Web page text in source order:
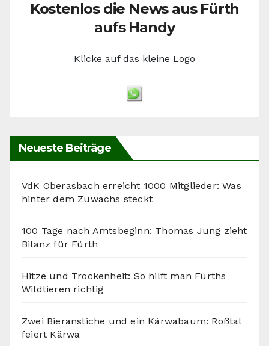
Kostenlos die News aus Fürth
aufs Handy
Klicke auf das kleine Logo
Neueste Beiträge
VdK Oberasbach erreicht 1000 Mitglieder: Was
hinter dem Zuwachs steckt
100 Tage nach Amtsbeginn: Thomas Jung zieht
Bilanz für Fürth
Hitze und Trockenheit: So hilft man Fürths
Wildtieren richtig
Zwei Bieranstiche und ein Kärwabaum: Roßtal
feiert Kärwa